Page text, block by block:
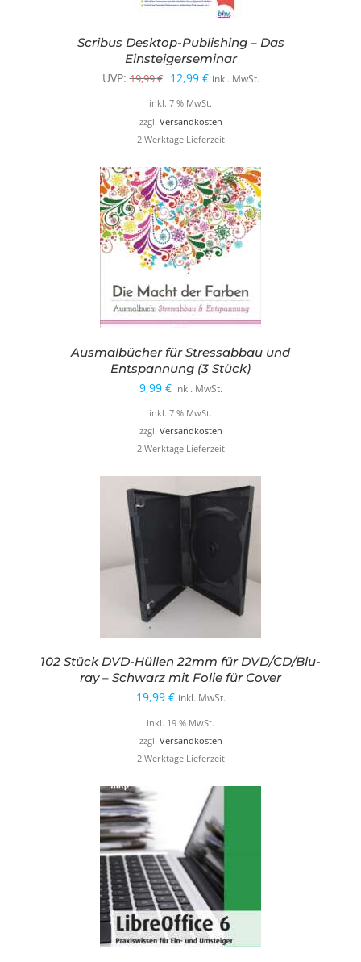
Scribus Desktop-Publishing – Das
Einsteigerseminar
UVP: 19,99€ Ursprünglicher
Preis
war:
19,99 €
12,99 €Aktueller
Preis
ist:
12,99 €.
inkl. MwSt.
inkl. 7 % MwSt.
zzgl. Versandkosten
2 Werktage Lieferzeit
Ausmalbücher für Stressabbau und
Entspannung (3 Stück)
9,99 € inkl. MwSt.
inkl. 7 % MwSt.
zzgl. Versandkosten
2 Werktage Lieferzeit
102 Stück DVD-Hüllen 22mm für DVD/CD/Blu-
ray – Schwarz mit Folie für Cover
19,99 € inkl. MwSt.
inkl. 19 % MwSt.
zzgl. Versandkosten
2 Werktage Lieferzeit